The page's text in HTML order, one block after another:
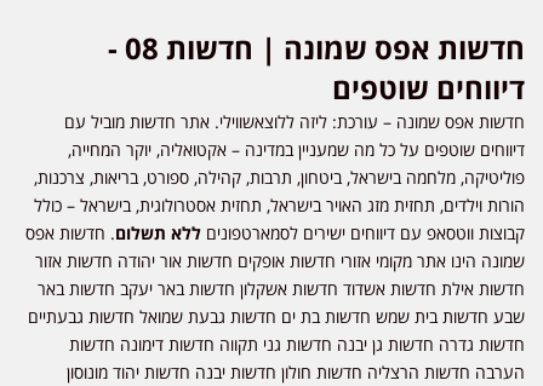
חדשות אפס שמונה | חדשות 08 -
דיווחים שוטפים
חדשות אפס שמונה – עורכת: ליזה ללוצאשווילי. אתר חדשות מוביל עם
דיווחים שוטפים על כל מה שמעניין במדינה – אקטואליה, יוקר המחייה,
פוליטיקה, מלחמה בישראל, ביטחון, תרבות, קהילה, ספורט, בריאות, צרכנות,
הורות וילדים, תחזית מזג האויר בישראל, תחזית אסטרולוגית, בישראל – כולל
קבוצות ווטסאפ עם דיווחים ישירים לסמארטפונים ללא תשלום. חדשות אפס
שמונה הינו אתר מקומי אזורי חדשות אופקים חדשות אור יהודה חדשות אזור
חדשות אילת חדשות אשדוד חדשות אשקלון חדשות באר יעקב חדשות באר
שבע חדשות בית שמש חדשות בת ים חדשות גבעת שמואל חדשות גבעתיים
חדשות גדרה חדשות גן יבנה חדשות גני תקווה חדשות דימונה חדשות
הערבה חדשות הרצליה חדשות חולון חדשות יבנה חדשות יהוד מונוסון